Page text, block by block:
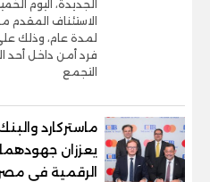
الاستئناف
لمدة عام، وذلك
فرد أمن داخل أحد
التجمع
يعززان
الرقمية في مصر